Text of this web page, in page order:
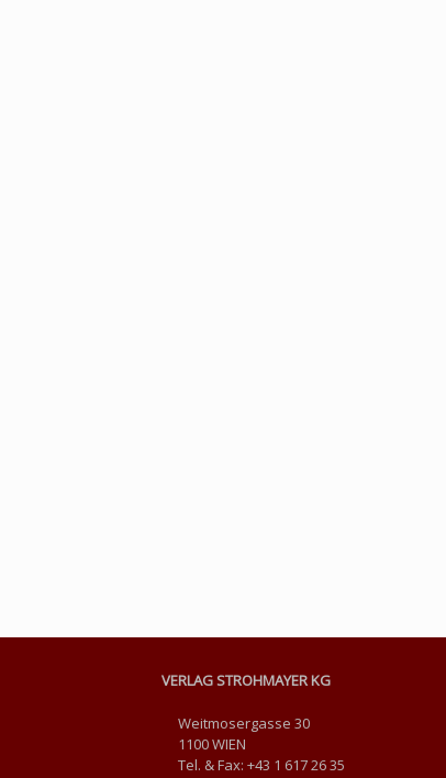
VERLAG STROHMAYER KG
Weitmosergasse 30
1100 WIEN
Tel. & Fax: +43 1 617 26 35